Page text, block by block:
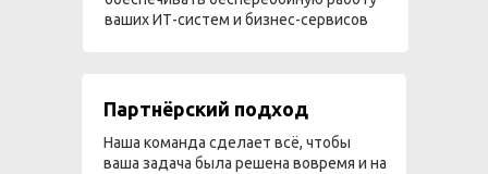
ваших ИТ-систем и бизнес-сервисов
Партнёрский подход
Наша команда сделает всё, чтобы
ваша задача была решена вовремя и на